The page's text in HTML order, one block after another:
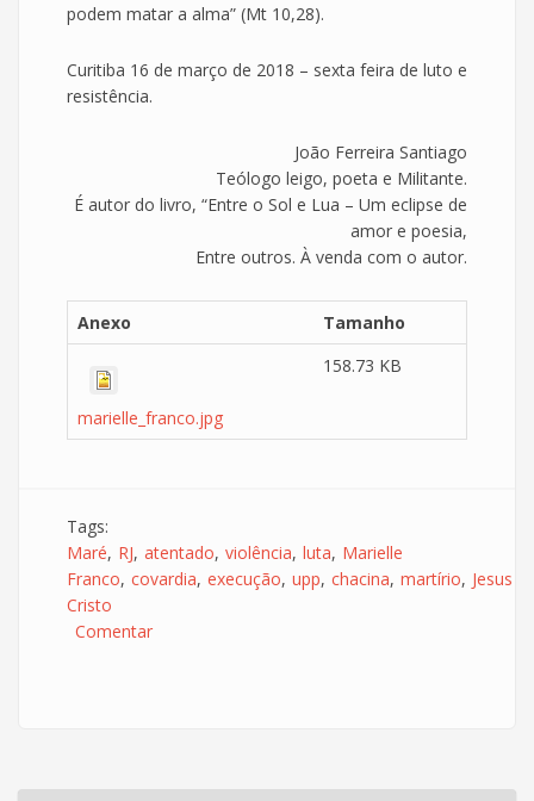
podem matar a alma” (Mt 10,28).
Curitiba 16 de março de 2018 – sexta feira de luto e
resistência.
João Ferreira Santiago
Teólogo leigo, poeta e Militante.
É autor do livro, “Entre o Sol e Lua – Um eclipse de
amor e poesia,
Entre outros. À venda com o autor.
Anexo Tamanho
marielle_franco.jpg
158.73 KB
Tags:
Maré RJ atentado violência luta Marielle
Franco covardia execução upp chacina martírio Jesus
Cristo
Comentar